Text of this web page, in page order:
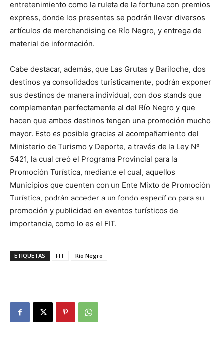
entretenimiento como la ruleta de la fortuna con premios
express, donde los presentes se podrán llevar diversos
artículos de merchandising de Río Negro, y entrega de
material de información.
Cabe destacar, además, que Las Grutas y Bariloche, dos
destinos ya consolidados turísticamente, podrán exponer
sus destinos de manera individual, con dos stands que
complementan perfectamente al del Río Negro y que
hacen que ambos destinos tengan una promoción mucho
mayor. Esto es posible gracias al acompañamiento del
Ministerio de Turismo y Deporte, a través de la Ley Nº
5421, la cual creó el Programa Provincial para la
Promoción Turística, mediante el cual, aquellos
Municipios que cuenten con un Ente Mixto de Promoción
Turística, podrán acceder a un fondo específico para su
promoción y publicidad en eventos turísticos de
importancia, como lo es el FIT.
ETIQUETAS FIT Río Negro